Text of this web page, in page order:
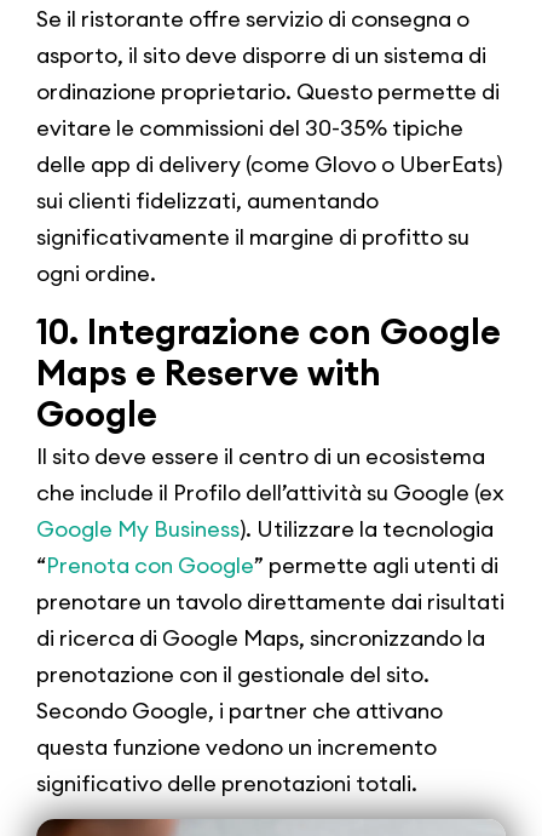
Se il ristorante offre servizio di consegna o
asporto, il sito deve disporre di un sistema di
ordinazione proprietario. Questo permette di
evitare le commissioni del 30-35% tipiche
delle app di delivery (come Glovo o UberEats)
sui clienti fidelizzati, aumentando
significativamente il margine di profitto su
ogni ordine.
10. Integrazione con Google
Maps e Reserve with
Google
Il sito deve essere il centro di un ecosistema
che include il Profilo dell’attività su Google (ex
Google My Business). Utilizzare la tecnologia
“Prenota con Google” permette agli utenti di
prenotare un tavolo direttamente dai risultati
di ricerca di Google Maps, sincronizzando la
prenotazione con il gestionale del sito.
Secondo Google, i partner che attivano
questa funzione vedono un incremento
significativo delle prenotazioni totali.